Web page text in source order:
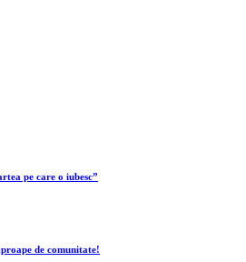
pe care o iubesc”
de comunitate!